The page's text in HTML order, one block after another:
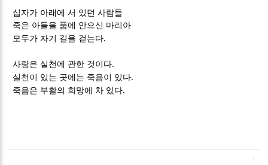
십자가 아래에 서 있던 사람들
죽은 아들을 품에 안으신 마리아
모두가 자기 길을 걷는다.
사랑은 실천에 관한 것이다.
실천이 있는 곳에는 죽음이 있다.
죽음은 부활의 희망에 차 있다.